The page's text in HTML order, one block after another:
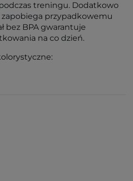
treningu. Dodatkowo
przypadkowemu
bez BPA gwarantuje
na co dzień.